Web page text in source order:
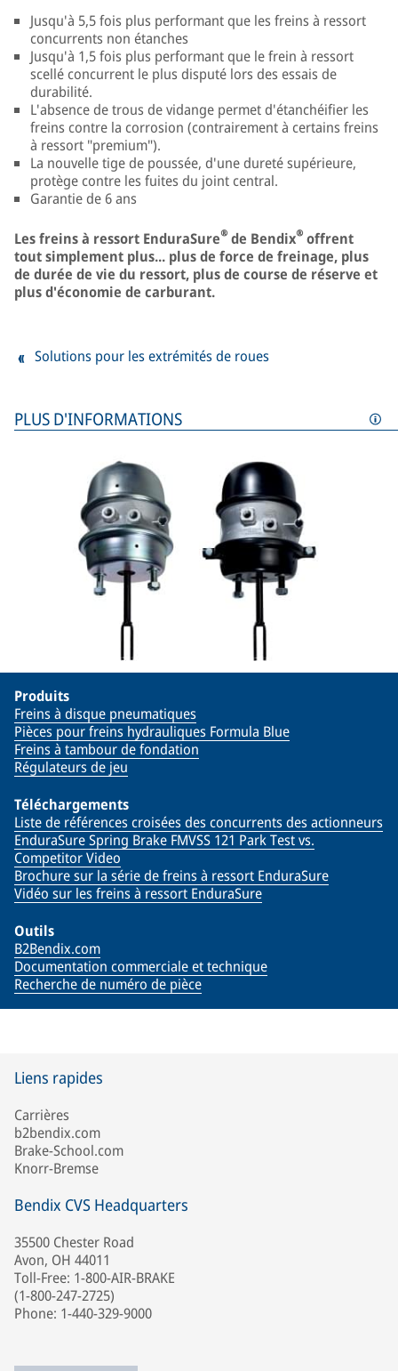
Jusqu'à 5,5 fois plus performant que les freins à ressort
concurrents non étanches
Jusqu'à 1,5 fois plus performant que le frein à ressort
scellé concurrent le plus disputé lors des essais de
durabilité.
L'absence de trous de vidange permet d'étanchéifier les
freins contre la corrosion (contrairement à certains freins
à ressort "premium").
La nouvelle tige de poussée, d'une dureté supérieure,
protège contre les fuites du joint central.
Garantie de 6 ans
Les freins à ressort EnduraSure® de Bendix® offrent
tout simplement plus... plus de force de freinage, plus
de durée de vie du ressort, plus de course de réserve et
plus d'économie de carburant.
PLUS D'INFORMATIONS
Produits
Freins à disque pneumatiques
Pièces pour freins hydrauliques Formula Blue
Freins à tambour de fondation
Régulateurs de jeu
Téléchargements
Liste de références croisées des concurrents des actionneurs
EnduraSure Spring Brake FMVSS 121 Park Test vs.
Competitor Video
Brochure sur la série de freins à ressort EnduraSure
Vidéo sur les freins à ressort EnduraSure
Outils
B2Bendix.com
Documentation commerciale et technique
Recherche de numéro de pièce
Solutions pour les extrémités de roues
Liens rapides
Carrières
b2bendix.com
Brake-School.com
Knorr-Bremse
Bendix CVS Headquarters
35500 Chester Road
Avon, OH 44011
Toll-Free: 1-800-AIR-BRAKE
(1-800-247-2725)
Phone: 1-440-329-9000